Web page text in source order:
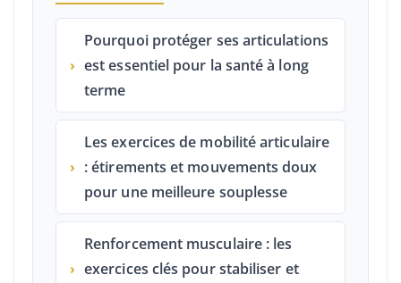
›
Pourquoi protéger ses articulations
est essentiel pour la santé à long
terme
›
Les exercices de mobilité articulaire
: étirements et mouvements doux
pour une meilleure souplesse
›
Renforcement musculaire : les
exercices clés pour stabiliser et